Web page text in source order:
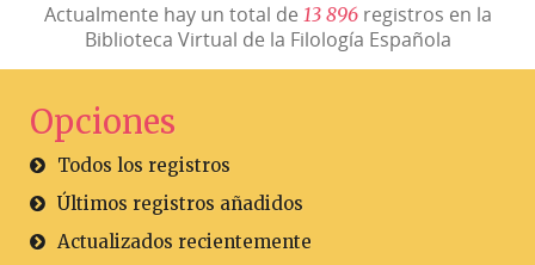
Actualmente hay un total de 13 896registros en la
Biblioteca Virtual de la Filología Española
Opciones
Todos los registros
Últimos registros añadidos
Actualizados recientemente